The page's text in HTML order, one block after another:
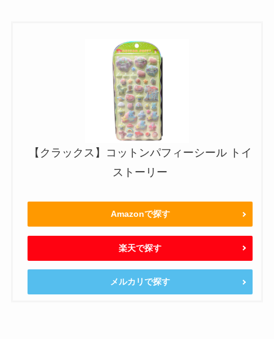
【クラックス】コットンパフィーシール トイ
ストーリー
Amazonで探す
楽天で探す
メルカリで探す